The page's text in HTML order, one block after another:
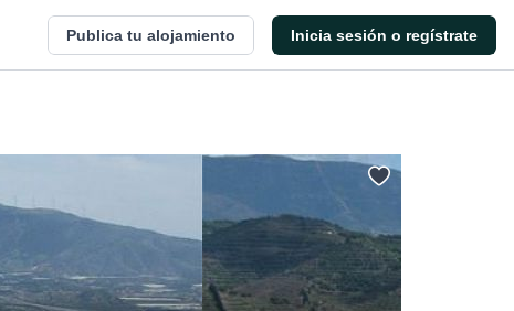
Publica tu alojamiento Inicia sesión o regístrate